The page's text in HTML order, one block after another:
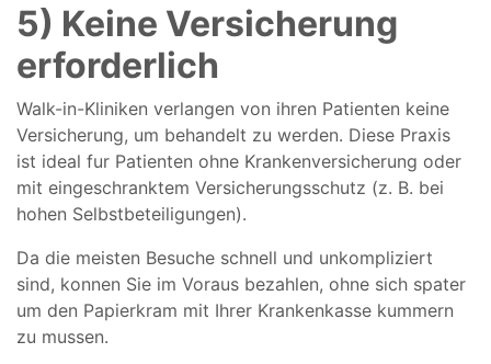
5) Keine Versicherung
erforderlich
Walk-in-Kliniken verlangen von ihren Patienten keine
Versicherung, um behandelt zu werden. Diese Praxis
ist ideal fur Patienten ohne Krankenversicherung oder
mit eingeschranktem Versicherungsschutz (z. B. bei
hohen Selbstbeteiligungen).
Da die meisten Besuche schnell und unkompliziert
sind, konnen Sie im Voraus bezahlen, ohne sich spater
um den Papierkram mit Ihrer Krankenkasse kummern
zu mussen.